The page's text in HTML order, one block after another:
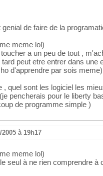
de faire de la
meme lol)
a un peu de tout ,
peut etre entrer dans une
d'apprendre par sois
, quel sont les logiciel les
pencherais pour le liberty
de programme simple )
2005 à 19h17
meme lol)
seul à ne rien comprendre à